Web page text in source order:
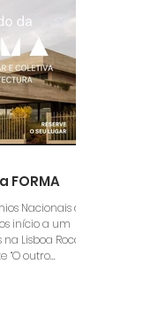
FORMA
Nacionais de
início a um
Lisboa Roca
“O outro...